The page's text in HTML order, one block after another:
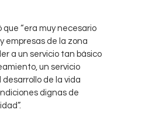
que “era muy necesario
empresas de la zona
a un servicio tan básico
un servicio
de la vida
dignas de